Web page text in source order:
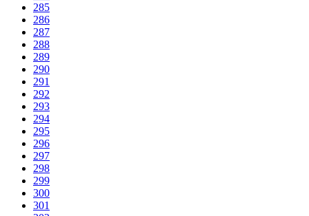
285
286
287
288
289
290
291
292
293
294
295
296
297
298
299
300
301